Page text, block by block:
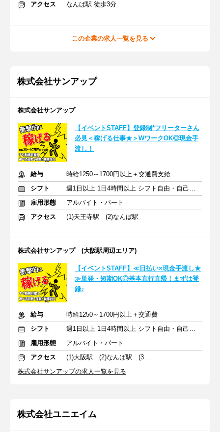
アクセス
なんば駅 徒歩3分
この企業の求人一覧を見る
株式会社サンアップ
株式会社サンアップ
【イベントSTAFF】登録制*フリーターさん
必見＜稼げる仕事★＞WワークOK◎現金手
渡し！
給与
時給1250～1700円以上＋交通費支給
シフト
週1日以上 1日4時間以上 シフト自由・自己申告
雇用形態
アルバイト・パート
アクセス
(1)天王寺駅 (2)なんば駅
株式会社サンアップ (大阪駅周辺エリア)
【イベントSTAFF】≪日払い×現金手渡し★
≫単発・短期OK◎基本直行直帰！まずは登
録♪
給与
時給1250～1700円以上＋交通費
シフト
週1日以上 1日4時間以上 シフト自由・自己申告
雇用形態
アルバイト・パート
アクセス
(1)大阪駅 (2)なんば駅 (3)天王寺駅
株式会社サンアップの求人一覧を見る
株式会社ユニエイム